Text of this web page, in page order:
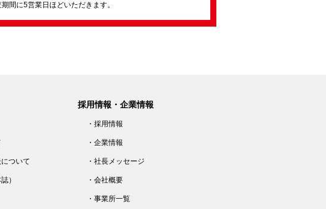
期間に5営業日ほどいただきます。
ついて
）
採用情報・企業情報
・採用情報
・企業情報
・社長メッセージ
・会社概要
・事業所一覧